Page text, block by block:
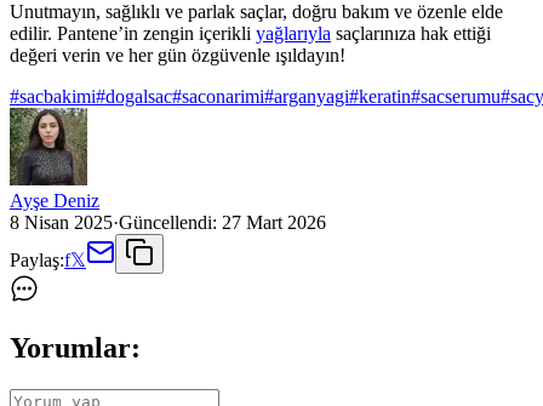
Unutmayın, sağlıklı ve parlak saçlar, doğru bakım ve özenle elde
edilir. Pantene’in zengin içerikli yağlarıyla saçlarınıza hak ettiği
değeri verin ve her gün özgüvenle ışıldayın!
#sacbakimi#dogalsac#saconarimi#arganyagi#keratin#sacserumu#
Ayşe Deniz
8 Nisan 2025·Güncellendi: 27 Mart 2026
Paylaş:f𝕏
Yorumlar: